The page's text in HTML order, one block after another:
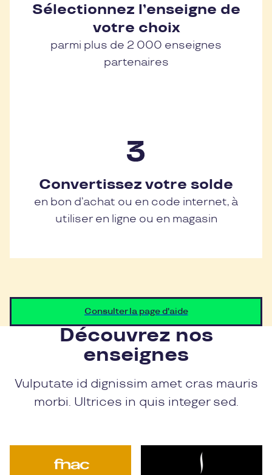
Sélectionnez l’enseigne de
votre choix
parmi plus de 2 000 enseignes
partenaires
Convertissez votre solde
en bon d’achat ou en code internet, à
utiliser en ligne ou en magasin
Consulter la page d'aide
Découvrez nos
enseignes
Vulputate id dignissim amet cras mauris
morbi. Ultrices in quis integer sed.